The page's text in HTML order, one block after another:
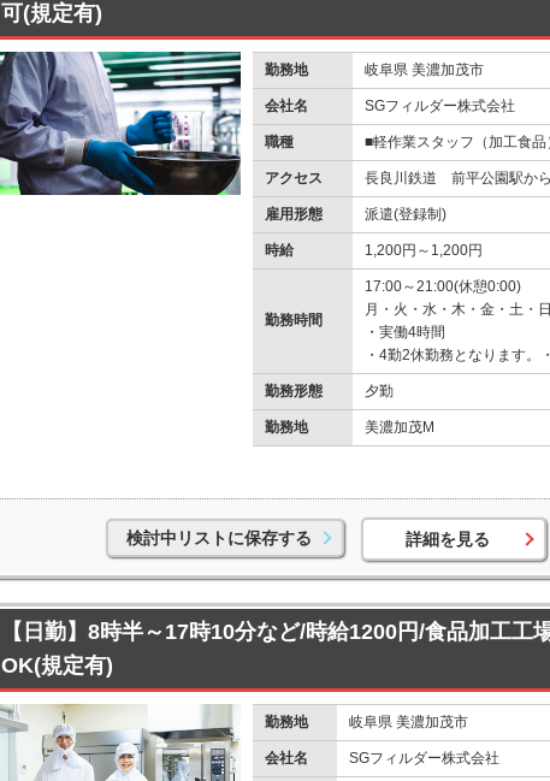
可(規定有)
勤務地 岐阜県 美濃加茂市
会社名 SGフィルダー株式会社
職種 ■軽作業スタッフ（加工食品
アクセス 長良川鉄道 前平公園駅か
雇用形態 派遣(登録制)
時給 1,200円～1,200円
勤務時間
17:00～21:00(休憩0:00)
月・火・水・木・金・土・
・実働4時間
・4勤2休勤務となります。
勤務形態 夕勤
勤務地 美濃加茂M
検討中リストに保存する 詳細を見る
【日勤】8時半～17時10分など/時給1200円/食品加工工
OK(規定有)
勤務地 岐阜県 美濃加茂市
会社名 SGフィルダー株式会社